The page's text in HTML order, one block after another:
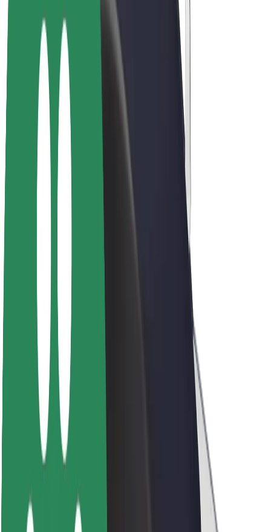
Colabora con Bolt
Conductores
Ingresos de conductor/a
Repartidores
Ingresos de repartidor
Comercios de Bolt Food
Flotas
Franquicias
Blog
Sala de prensa
Directrices de la marca
Misión
Relación con inversores
Liderazgo
Marca
Medios
Seguridad para usuarios